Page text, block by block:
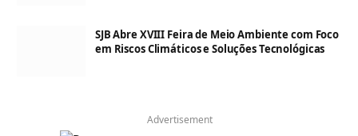
SJB Abre XVIII Feira de Meio Ambiente com Foco
em Riscos Climáticos e Soluções Tecnológicas
Advertisement